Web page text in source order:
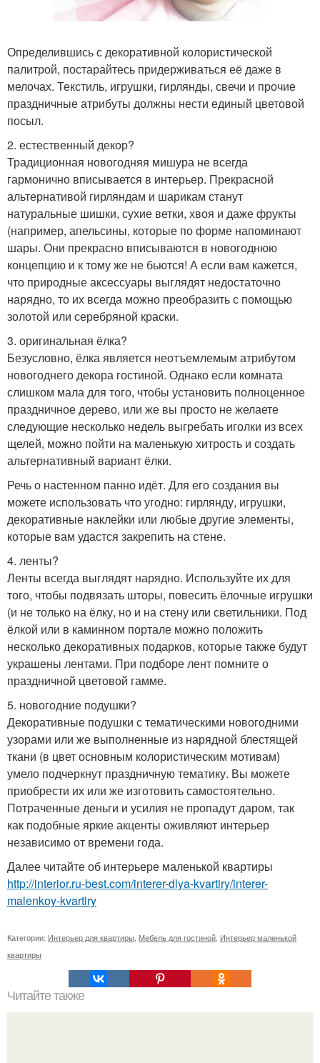
Определившись с декоративной колористической
палитрой, постарайтесь придерживаться её даже в
мелочах. Текстиль, игрушки, гирлянды, свечи и прочие
праздничные атрибуты должны нести единый цветовой
посыл.
2. естественный декор?
Традиционная новогодняя мишура не всегда
гармонично вписывается в интерьер. Прекрасной
альтернативой гирляндам и шарикам станут
натуральные шишки, сухие ветки, хвоя и даже фрукты
(например, апельсины, которые по форме напоминают
шары. Они прекрасно вписываются в новогоднюю
концепцию и к тому же не бьются! А если вам кажется,
что природные аксессуары выглядят недостаточно
нарядно, то их всегда можно преобразить с помощью
золотой или серебряной краски.
3. оригинальная ёлка?
Безусловно, ёлка является неотъемлемым атрибутом
новогоднего декора гостиной. Однако если комната
слишком мала для того, чтобы установить полноценное
праздничное дерево, или же вы просто не желаете
следующие несколько недель выгребать иголки из всех
щелей, можно пойти на маленькую хитрость и создать
альтернативный вариант ёлки.
Речь о настенном панно идёт. Для его создания вы
можете использовать что угодно: гирлянду, игрушки,
декоративные наклейки или любые другие элементы,
которые вам удастся закрепить на стене.
4. ленты?
Ленты всегда выглядят нарядно. Используйте их для
того, чтобы подвязать шторы, повесить ёлочные игрушки
(и не только на ёлку, но и на стену или светильники. Под
ёлкой или в каминном портале можно положить
несколько декоративных подарков, которые также будут
украшены лентами. При подборе лент помните о
праздничной цветовой гамме.
5. новогодние подушки?
Декоративные подушки с тематическими новогодними
узорами или же выполненные из нарядной блестящей
ткани (в цвет основным колористическим мотивам)
умело подчеркнут праздничную тематику. Вы можете
приобрести их или же изготовить самостоятельно.
Потраченные деньги и усилия не пропадут даром, так
как подобные яркие акценты оживляют интерьер
независимо от времени года.
Далее читайте об интерьере маленькой квартиры
http://interior.ru-best.com/interer-dlya-kvartiry/interer-
malenkoy-kvartiry
Категории: Интерьер для квартиры Мебель для гостиной Интерьер маленькой
квартиры
Читайте также